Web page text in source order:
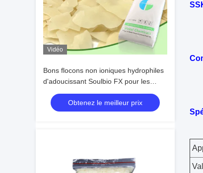
Vidéo
Bons flocons non ioniques hydrophiles
d'adoucissant Soulbio FX pour les
Chambres de teinture
Obtenez le meilleur prix